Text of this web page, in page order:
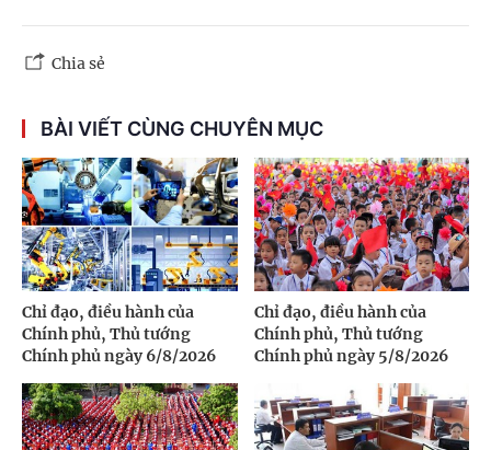
Chia sẻ
BÀI VIẾT CÙNG CHUYÊN MỤC
Chỉ đạo, điều hành của
Chính phủ, Thủ tướng
Chính phủ ngày 6/8/2026
Chỉ đạo, điều hành của
Chính phủ, Thủ tướng
Chính phủ ngày 5/8/2026